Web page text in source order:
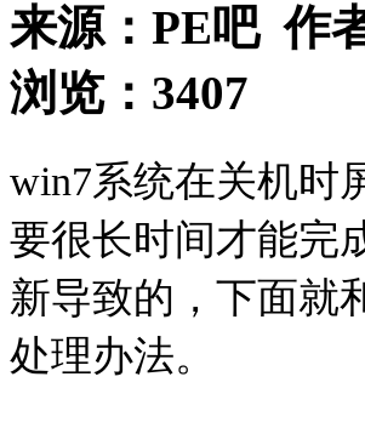
来源： PE吧作
浏览： 3407
win7系统在关机时
要很长时间才能完
新导致的，下面就
处理办法。